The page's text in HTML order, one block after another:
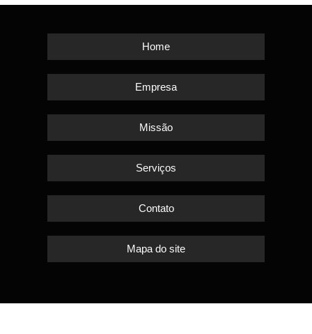
Home
Empresa
Missão
Serviços
Contato
Mapa do site